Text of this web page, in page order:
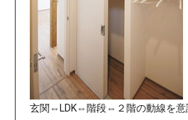
玄関⇔LDK⇔階段⇔２階の動線を意